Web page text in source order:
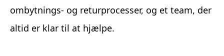
ombytnings- og returprocesser, og et team, der
altid er klar til at hjælpe.